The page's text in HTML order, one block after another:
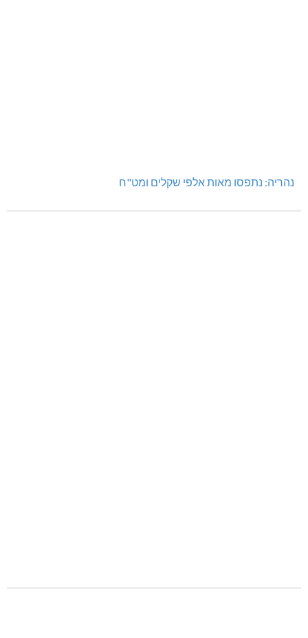
נהריה: נתפסו מאות אלפי שקלים ומט"ח